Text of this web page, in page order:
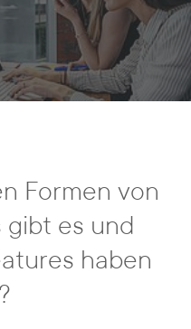
Formen von
gibt es und
haben